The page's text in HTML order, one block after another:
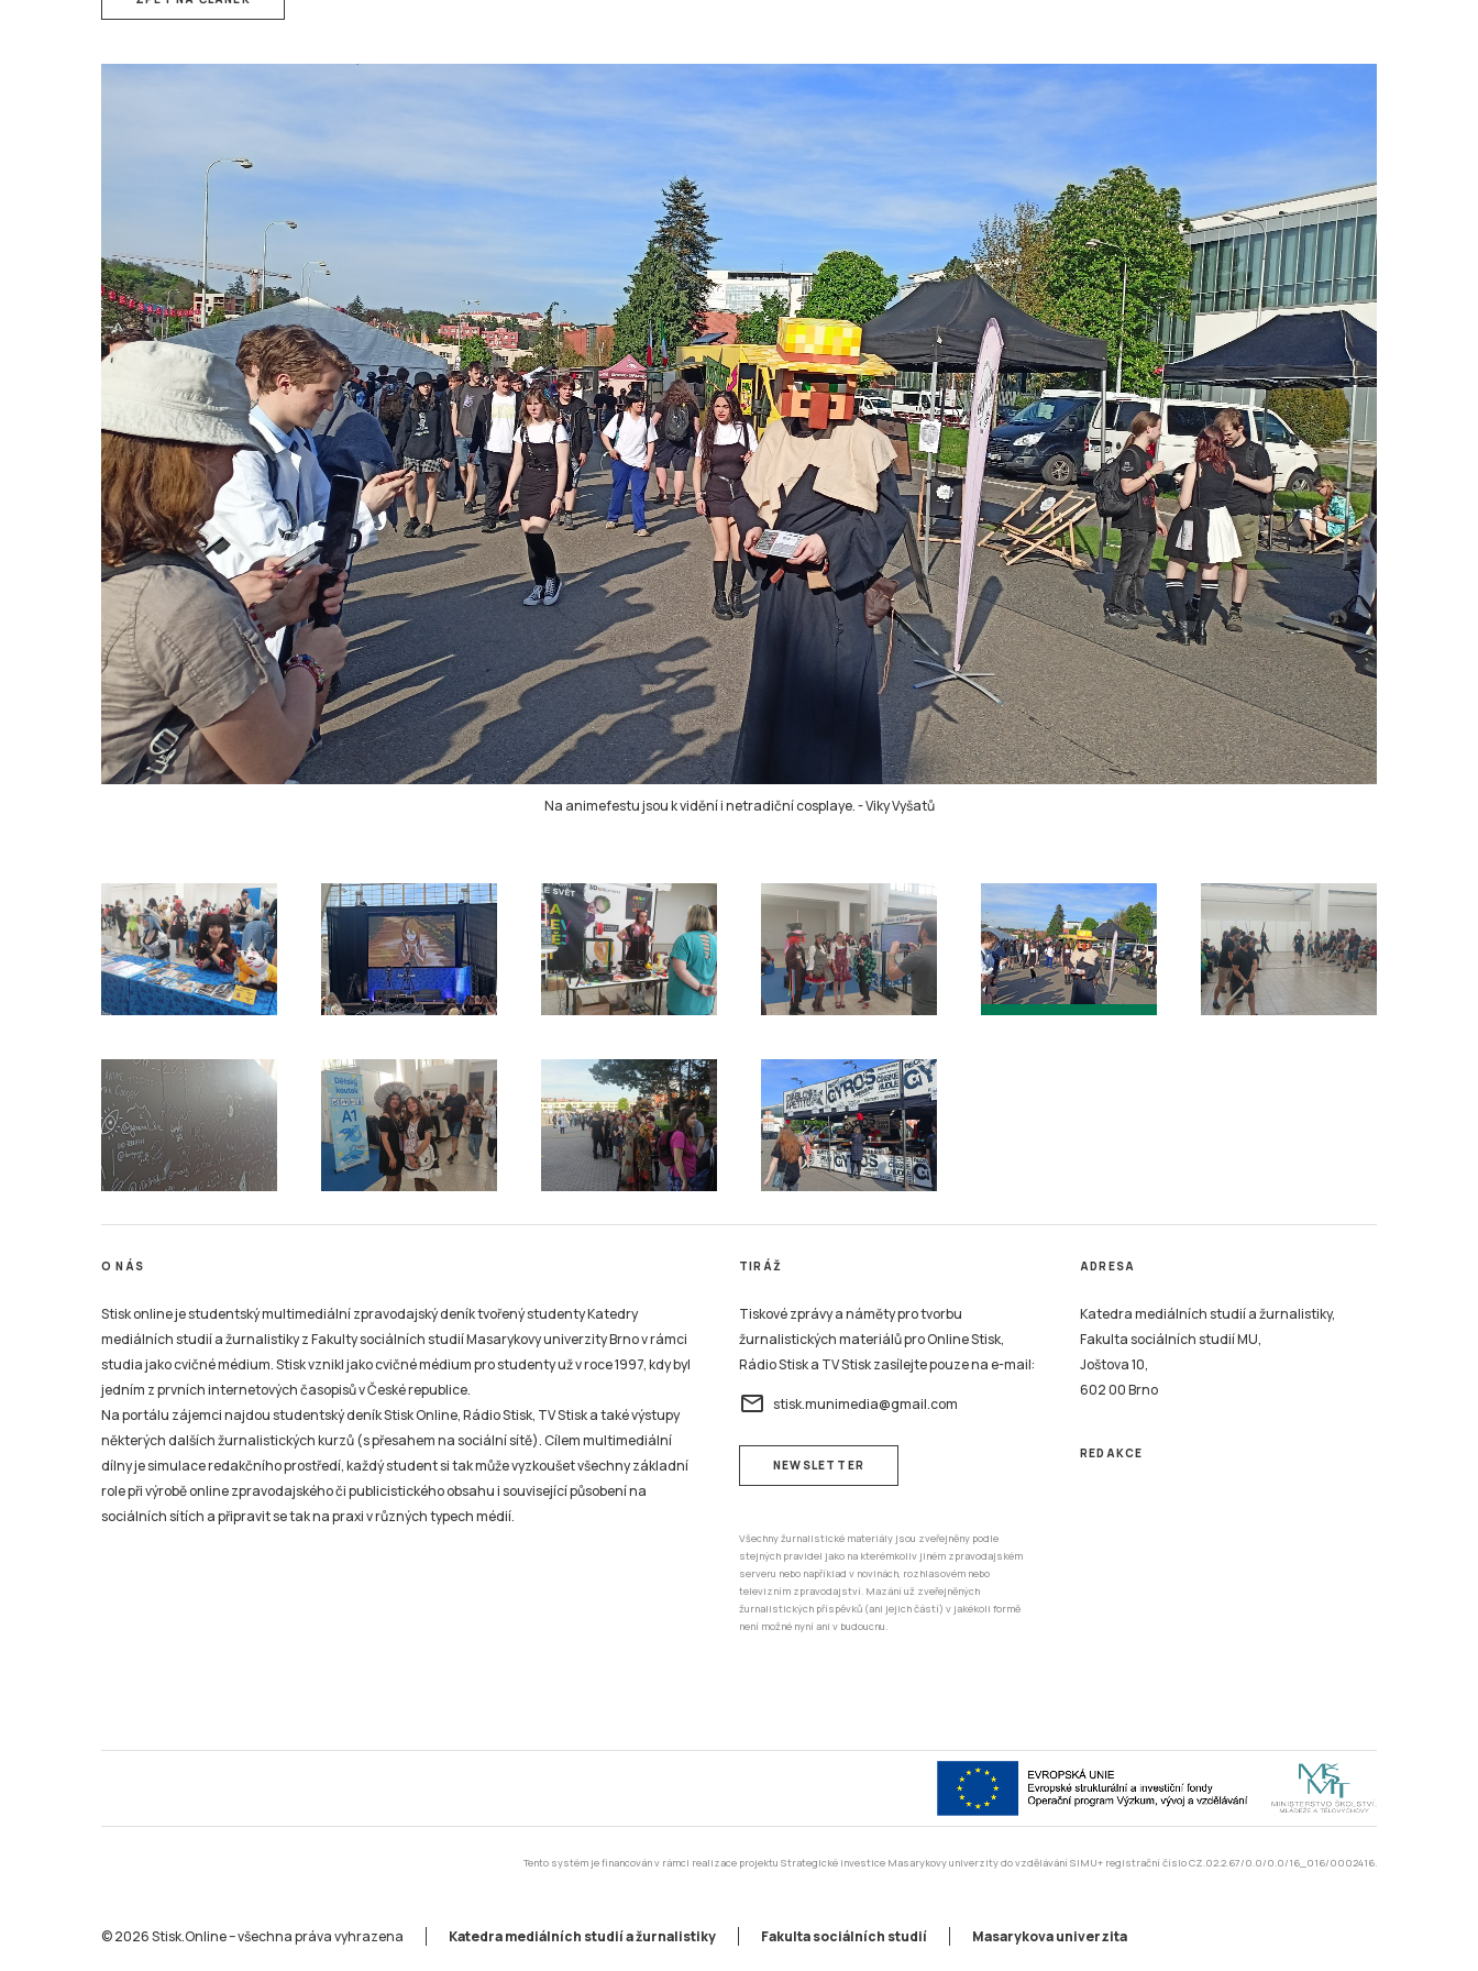
Na animefestu jsou k vidění i netradiční cosplaye.-Viky Vyšatů
O NÁS
Stisk online je studentský multimediální zpravodajský deník tvořený studenty Katedry
mediálních studií a žurnalistiky z Fakulty sociálních studií Masarykovy univerzity Brno v rámci
studia jako cvičné médium. Stisk vznikl jako cvičné médium pro studenty už v roce 1997, kdy byl
jedním z prvních internetových časopisů v České republice.
Na portálu zájemci najdou studentský deník Stisk Online, Rádio Stisk, TV Stisk a také výstupy
některých dalších žurnalistických kurzů (s přesahem na sociální sítě). Cílem multimediální
dílny je simulace redakčního prostředí, každý student si tak může vyzkoušet všechny základní
role při výrobě online zpravodajského či publicistického obsahu i související působení na
sociálních sítích a připravit se tak na praxi v různých typech médií.
TIRÁŽ
Tiskové zprávy a náměty pro tvorbu
žurnalistických materiálů pro Online Stisk,
Rádio Stisk a TV Stisk zasílejte pouze na e-mail:
email stisk.munimedia@gmail.com
NEWSLETTER
Všechny žurnalistické materiály jsou zveřejněny podle
stejných pravidel jako na kterémkoliv jiném zpravodajském
serveru nebo například v novinách, rozhlasovém nebo
televizním zpravodajství. Mazání už zveřejněných
žurnalistických příspěvků (ani jejich částí) v jakékoli formě
není možné nyní ani v budoucnu.
ADRESA
Katedra mediálních studií a žurnalistiky,
Fakulta sociálních studií MU,
Joštova 10,
602 00 Brno
REDAKCE
Tento systém je financován v rámci realizace projektu Strategické investice Masarykovy univerzity do vzdělávání SIMU+ registrační číslo CZ.02.2.67/0.0/0.0/16_016/0002416.
© 2026 Stisk.Online – všechna práva vyhrazena Katedra mediálních studií a žurnalistiky Fakulta sociálních studií Masarykova univerzita